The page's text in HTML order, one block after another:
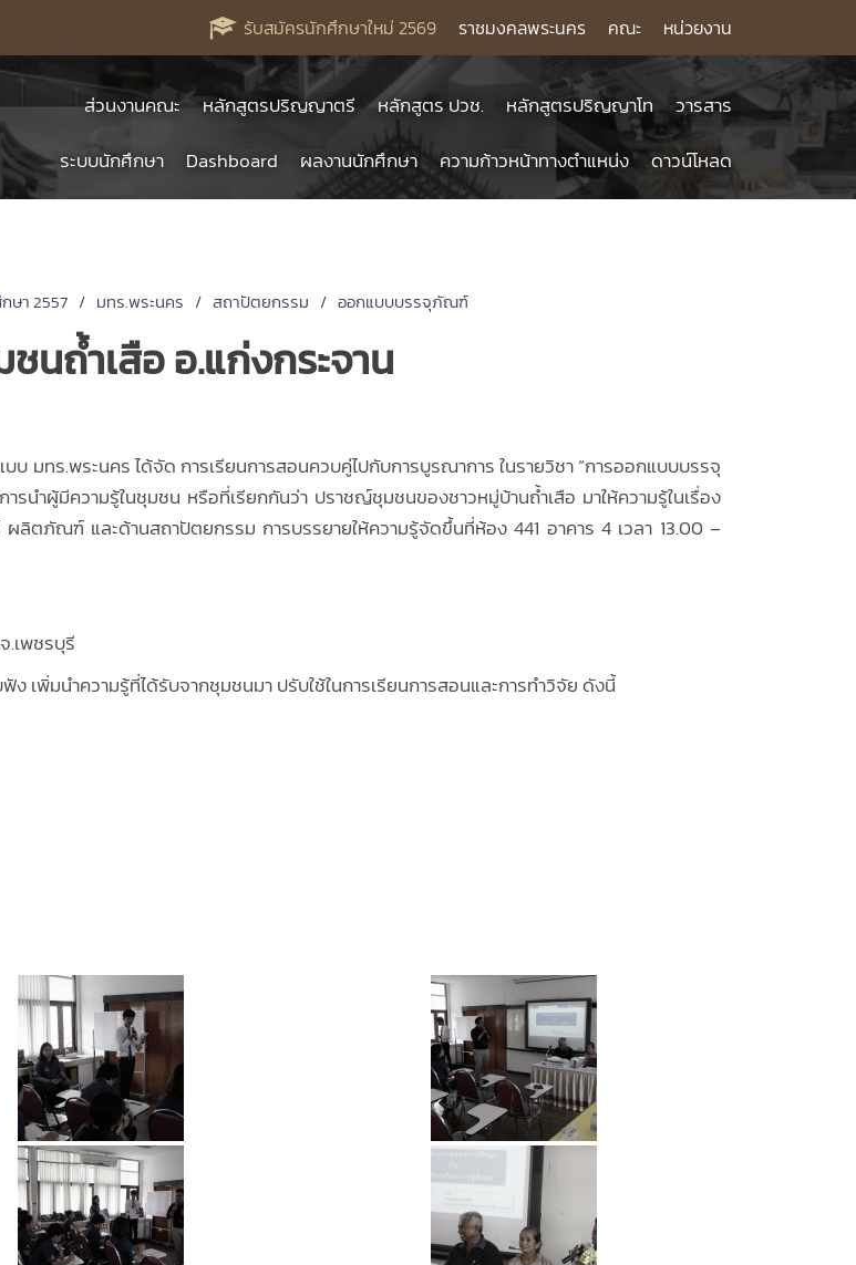
รับสมัครนักศึกษาใหม่ 2569 ราชมงคลพระนคร คณะ หน่วยงาน
ส่วนงานคณะ หลักสูตรปริญญาตรี หลักสูตร ปวช. หลักสูตรปริญญาโท
วารสาร
ระบบนักศึกษา
Dashboard ผลงานนักศึกษา ความก้าวหน้าทางตำแหน่ง ดาวน์โหลด
ษา 2557 มทร.พระนคร สถาปัตยกรรม ออกแบบบรรจุภัณฑ์
นถ้ำเสือ อ.แก่งกระจาน
ทร.พระนคร ได้จัด การเรียนการสอนควบคู่ไปกับการบูรณาการ ในรายวิชา “การออกแบบบรรจุ
ผู้มีความรู้ในชุมชน หรือที่เรียกกันว่า ปราชญ์ชุมชนของชาวหมู่บ้านถ้ำเสือ มาให้ความรู้ในเรื่อง
ตภัณฑ์ และด้านสถาปัตยกรรม การบรรยายให้ความรู้จัดขึ้นที่ห้อง 441 อาคาร 4 เวลา 13.00 –
.เพชรบุรี
ง เพิ่มนำความรู้ที่ได้รับจากชุมชนมา ปรับใช้ในการเรียนการสอนและการทำวิจัย ดังนี้